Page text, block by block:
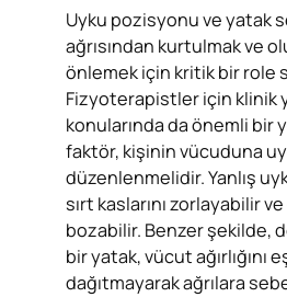
Uyku pozisyonu ve yatak
ağrısından kurtulmak ve
önlemek için kritik bir role
Fizyoterapistler için klinik
konularında da önemli bir
faktör, kişinin vücuduna
düzenlenmelidir. Yanlış
sırt kaslarını zorlayabilir
bozabilir. Benzer şekilde,
bir yatak, vücut ağırlığını
dağıtmayarak ağrılara